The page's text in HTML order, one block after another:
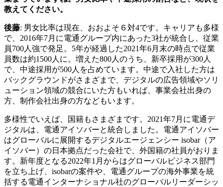
教えてください。
後藤: 男女比率は現在、おおよそ６対4です。キャリアも多様
で、2016年7月に電通グループ内にあった3社が統合し、従業
員700人強で発足。5年が経過した2021年6月末の時点で従業
員数は約1500人に。増えた800人のうち、新卒採用が300人
で、中途採用が500人を占めています。中途で入社した方は
バックグラウンドがさまざまで、デジタルの広告領域やソリ
ューション領域の競合にいた方もいれば、事業会社出身の
方、制作会社出身の方などもいます。
多様性でいえば、国籍もさまざまです。2021年7月に電通デ
ジタルは、電通アイソバーと統合しました。電通アイソバー
はグローバルに展開するデジタルエージェンシー isobar（ア
イソバー）の日本拠点だった会社で、外国籍の社員がおりま
す。新年度となる2022年1月からはグローバルビジネス部門
を立ち上げ、isobarの案件や、電通グループの海外事業を統
括する電通インターナショナル社のグローバルリーダーシッ